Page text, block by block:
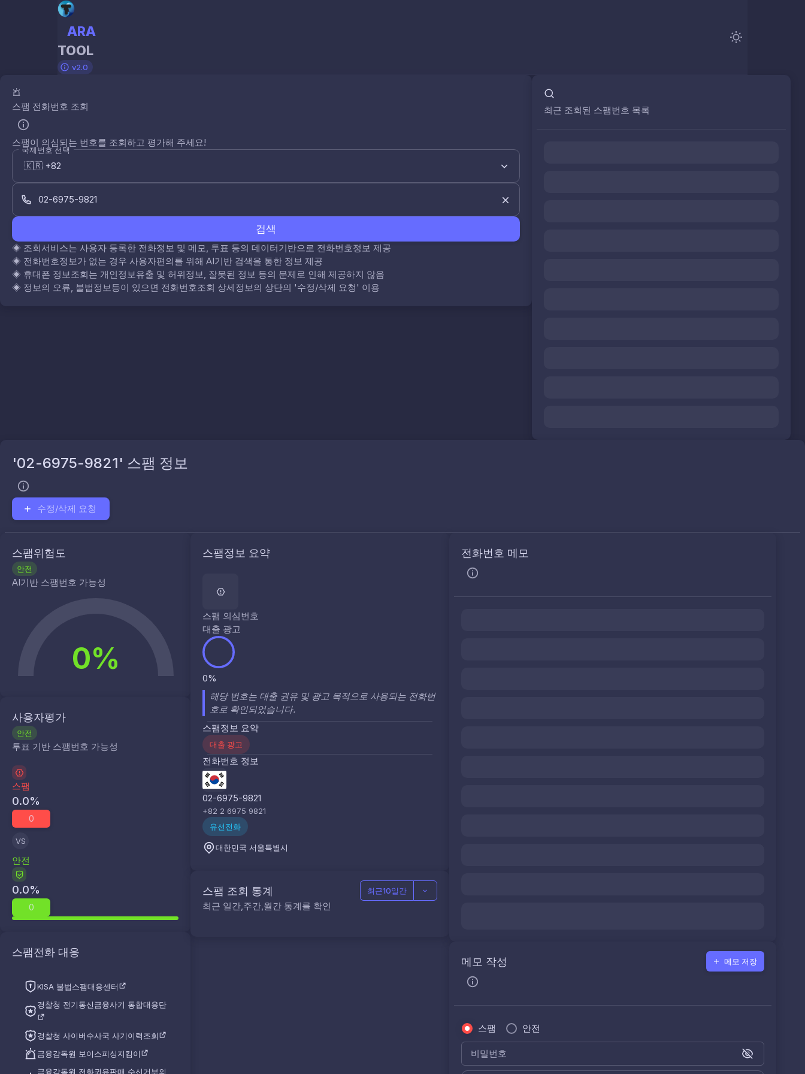
ARA
TOOL
v2.0
스팸 전화번호 조회
스팸이 의심되는 번호를 조회하고 평가해 주세요!
국제번호 선택
검색
◈ 조회서비스는 사용자 등록한 전화정보 및 메모, 투표 등의 데이터기반으로 전화번호정보 제공
◈ 전화번호정보가 없는 경우 사용자편의를 위해 AI기반 검색을 통한 정보 제공
◈ 휴대폰 정보조회는 개인정보유출 및 허위정보, 잘못된 정보 등의 문제로 인해 제공하지 않음
◈ 정보의 오류, 불법정보등이 있으면 전화번호조회 상세정보의 상단의 '수정/삭제 요청' 이용
최근 조회된 스팸번호 목록
'02-6975-9821' 스팸 정보
수정/삭제 요청
스팸위험도
안전
AI기반 스팸번호 가능성
0%
사용자평가
안전
투표 기반 스팸번호 가능성
스팸
0.0%
0
VS
안전
0.0%
0
스팸전화 대응
KISA 불법스팸대응센터
경찰청 전기통신금융사기 통합대응단
경찰청 사이버수사국 사기이력조회
금융감독원 보이스피싱지킴이
금융감독원 전화권유판매 수신거부의
스팸정보 요약
스팸 의심번호
대출 광고
0%
해당 번호는 대출 권유 및 광고 목적으로 사용되는 전화번
호로 확인되었습니다.
스팸정보 요약
대출 광고
전화번호 정보
02-6975-9821
+82 2 6975 9821
유선전화
대한민국 서울특별시
스팸 조회 통계
최근 일간,주간,월간 통계를 확인
최근10일간
전화번호 메모
메모 작성 메모 저장
스팸 안전
비밀번호